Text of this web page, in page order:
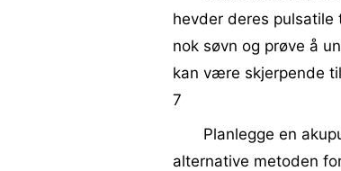
hevder deres pulsatile
nok søvn og prøve å
kan være skjerpende
7
Planlegge en
alternative metoden